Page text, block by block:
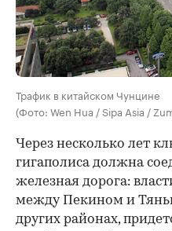
Трафик в китайском Чунцине
(Фото: Wen Hua / Sipa Asia /
Через несколько лет
гигаполиса должна
железная дорога:
между Пекином и
других районах,